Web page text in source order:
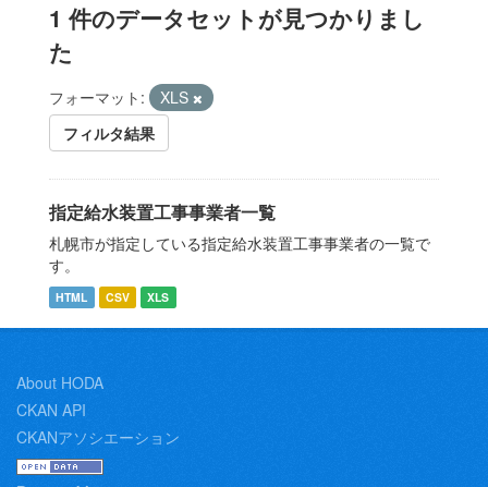
1 件のデータセットが見つかりまし
た
フォーマット:
XLS
フィルタ結果
指定給水装置工事事業者一覧
札幌市が指定している指定給水装置工事事業者の一覧で
す。
HTML CSV XLS
About HODA
CKAN API
CKANアソシエーション